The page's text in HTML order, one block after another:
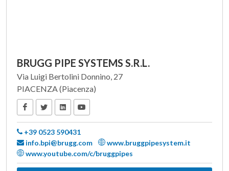
BRUGG PIPE SYSTEMS S.R.L.
Via Luigi Bertolini Donnino, 27
PIACENZA (Piacenza)
+39 0523 590431
info.bpi@brugg.com
www.bruggpipesystem.it
www.youtube.com/c/bruggpipes